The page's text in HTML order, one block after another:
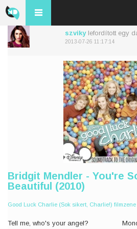
szvikylefordított egy
2013-07-26 11:17:14
Bridgit Mendler - You're
Beautiful (2010)
Good Luck Charlie (Sok sikert, Charlie!) filmzene
Tell me, who's your angel?